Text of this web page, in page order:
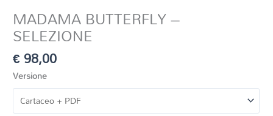
MADAMA BUTTERFLY –
SELEZIONE
€98,00
Versione